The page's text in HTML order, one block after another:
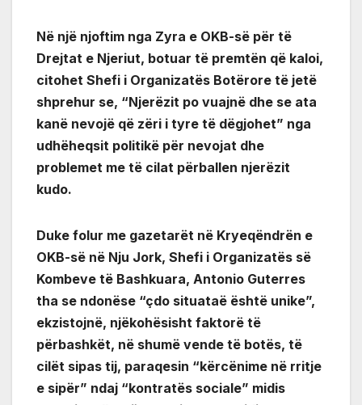
Në një njoftim nga Zyra e OKB-së për të
Drejtat e Njeriut, botuar të premtën që kaloi,
citohet Shefi i Organizatës Botërore të jetë
shprehur se, “Njerëzit po vuajnë dhe se ata
kanë nevojë që zëri i tyre të dëgjohet” nga
udhëheqsit politikë për nevojat dhe
problemet me të cilat përballen njerëzit
kudo.
Duke folur me gazetarët në Kryeqëndrën e
OKB-së në Nju Jork, Shefi i Organizatës së
Kombeve të Bashkuara, Antonio Guterres
tha se ndonëse “çdo situataë është unike”,
ekzistojnë, njëkohësisht faktorë të
përbashkët, në shumë vende të botës, të
cilët sipas tij, paraqesin “kërcënime në rritje
e sipër” ndaj “kontratës sociale” midis